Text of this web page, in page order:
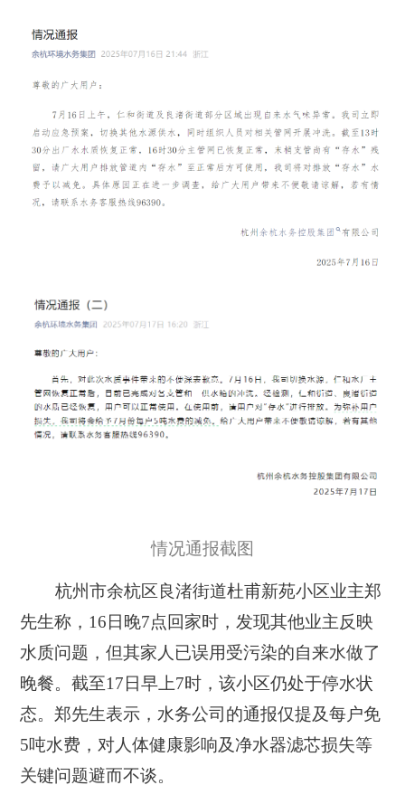
情况通报截图
杭州市余杭区良渚街道杜甫新苑小区业主郑
先生称，16日晚7点回家时，发现其他业主反映
水质问题，但其家人已误用受污染的自来水做了
晚餐。截至17日早上7时，该小区仍处于停水状
态。郑先生表示，水务公司的通报仅提及每户免
5吨水费，对人体健康影响及净水器滤芯损失等
关键问题避而不谈。